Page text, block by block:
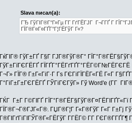
Slava писал(а):
ГЂ ГўГІГ®Г°Г»Гµ Г­Г ГґГЁГЈГ Г¬Г­ГҐ Г
ГЇГ®Г¤Г¤ГҐГ°Г¦ГЁГўГ Г«?
ГќГІГ® ГўГ±ГҐ Г§Г ГЈГ®ГўГ®Г°
ГўГ±ГїГЄГЁГҐ
Г¬Г» ГЇГ® Г±Г«ГіГ·Г Гѕ ГЄГіГЇГЁГ«ГЁ Г«Г
Г°ГіГ±Г±ГЄГЁГҐ ГЎГіГЄГўГ» Гў Word'e (Г­Г
ГЌГ Г±Г Г©ГІГҐ
ГЇГ®Г¬Г®ГЈГ«Г®. ГЏГ®Г¦Г Г«Г®ГўГ Г«Г Г±Гј
Г®ГІГґГіГІГЎГ®Г«ГЁГўГ Г­ГЁГ© Г­Г